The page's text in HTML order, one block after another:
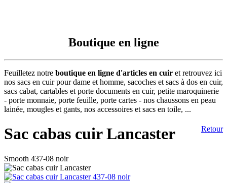
Boutique en ligne
Feuilletez notre boutique en ligne d'articles en cuir et retrouvez ici
nos sacs en cuir pour dame et homme, sacoches et sacs à dos en cuir,
sacs cabat, cartables et porte documents en cuir, petite maroquinerie
- porte monnaie, porte feuille, porte cartes - nos chaussons en peau
lainée, mougles et gants, nos accessoires et sacs en toile, ...
Retour
Sac cabas cuir Lancaster
Smooth 437-08 noir